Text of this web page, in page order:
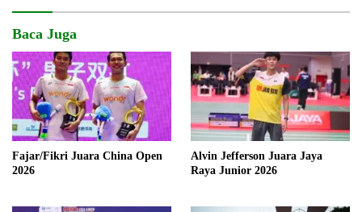
Baca Juga
Fajar/Fikri Juara China Open
2026
Alvin Jefferson Juara Jaya
Raya Junior 2026